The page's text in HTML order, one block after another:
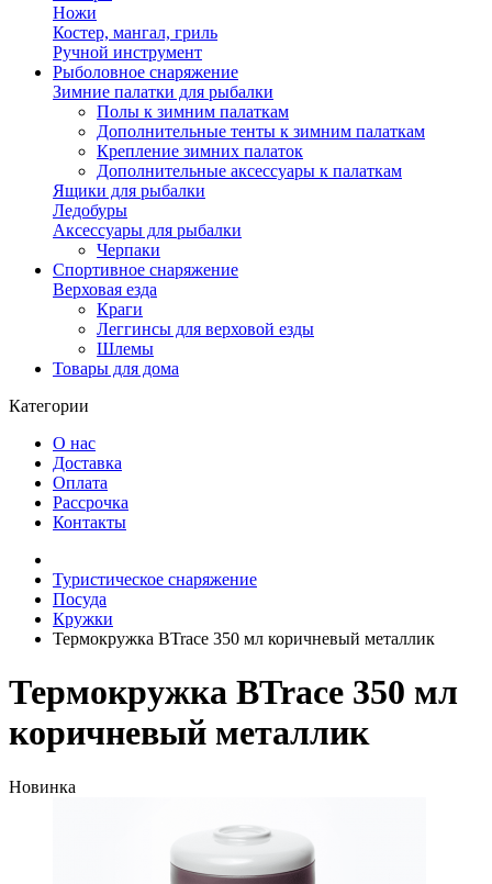
Ножи
Костер, мангал, гриль
Ручной инструмент
Рыболовное снаряжение
Зимние палатки для рыбалки
Полы к зимним палаткам
Дополнительные тенты к зимним палаткам
Крепление зимних палаток
Дополнительные аксессуары к палаткам
Ящики для рыбалки
Ледобуры
Аксессуары для рыбалки
Черпаки
Спортивное снаряжение
Верховая езда
Краги
Леггинсы для верховой езды
Шлемы
Товары для дома
Категории
О нас
Доставка
Оплата
Рассрочка
Контакты
Туристическое снаряжение
Посуда
Кружки
Термокружка BTrace 350 мл коричневый металлик
Термокружка BTrace 350 мл
коричневый металлик
Новинка